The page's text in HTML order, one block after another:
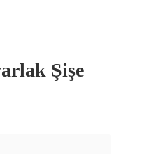
Şişe